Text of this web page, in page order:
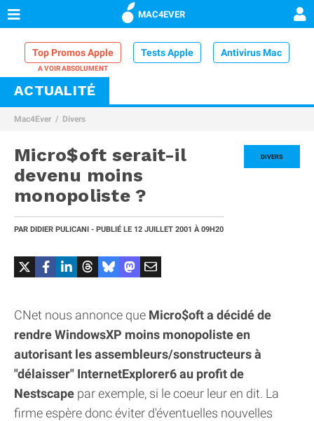
MAC4EVER
Top Promos Apple Tests Apple Antivirus Mac
VPN Mac
Comparatif iPhone
ACTUALITÉ
Mac4Ever Divers
DIVERS
Micro$oft serait-il
devenu moins
monopoliste ?
PAR DIDIER PULICANI - PUBLIÉ LE 12 JUILLET 2001 À 09H20
CNet nous annonce que Micro$oft a décidé de
rendre WindowsXP moins monopoliste en
autorisant les assembleurs/sonstructeurs à
"délaisser" InternetExplorer6 au profit de
Nestscape par exemple, si le coeur leur en dit. La
firme espère donc éviter d'éventuelles nouvelles